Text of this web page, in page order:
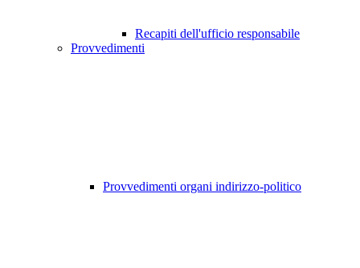
Recapiti dell'ufficio responsabile
Provvedimenti
Provvedimenti organi indirizzo-politico